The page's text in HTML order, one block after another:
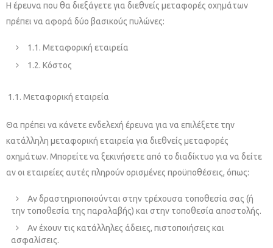
Η έρευνα που θα διεξάγετε για διεθνείς μεταφορές οχημάτων
πρέπει να αφορά δύο βασικούς πυλώνες:
1.1. Μεταφορική εταιρεία
1.2. Κόστος
1.1. Μεταφορική εταιρεία
Θα πρέπει να κάνετε ενδελεχή έρευνα για να επιλέξετε την
κατάλληλη μεταφορική εταιρεία για διεθνείς μεταφορές
οχημάτων. Μπορείτε να ξεκινήσετε από το διαδίκτυο για να δείτε
αν οι εταιρείες αυτές πληρούν ορισμένες προϋποθέσεις, όπως:
Αν δραστηριοποιούνται στην τρέχουσα τοποθεσία σας (ή
την τοποθεσία της παραλαβής) και στην τοποθεσία αποστολής.
Αν έχουν τις κατάλληλες άδειες, πιστοποιήσεις και
ασφαλίσεις.